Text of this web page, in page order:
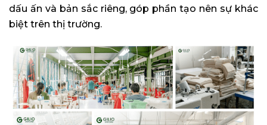
dấu ấn và bản sắc riêng, góp phần tạo nên sự khác
biệt trên thị trường.